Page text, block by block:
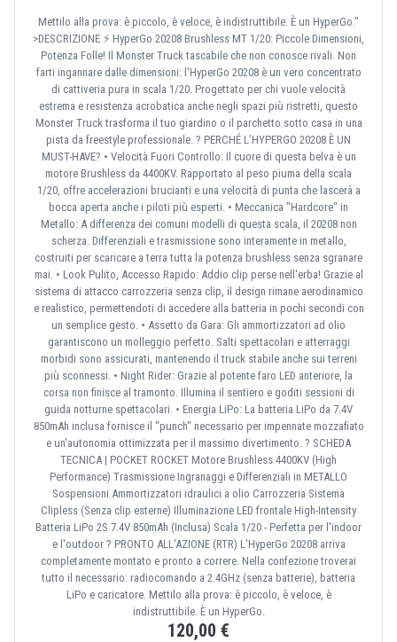
Mettilo alla prova: è piccolo, è veloce, è indistruttibile. È un HyperGo."
>DESCRIZIONE ⚡ HyperGo 20208 Brushless MT 1/20: Piccole Dimensioni,
Potenza Folle! Il Monster Truck tascabile che non conosce rivali. Non
farti ingannare dalle dimensioni: l'HyperGo 20208 è un vero concentrato
di cattiveria pura in scala 1/20. Progettato per chi vuole velocità
estrema e resistenza acrobatica anche negli spazi più ristretti, questo
Monster Truck trasforma il tuo giardino o il parchetto sotto casa in una
pista da freestyle professionale. ? PERCHÉ L’HYPERGO 20208 È UN
MUST-HAVE? • Velocità Fuori Controllo: Il cuore di questa belva è un
motore Brushless da 4400KV. Rapportato al peso piuma della scala
1/20, offre accelerazioni brucianti e una velocità di punta che lascerà a
bocca aperta anche i piloti più esperti. • Meccanica "Hardcore" in
Metallo: A differenza dei comuni modelli di questa scala, il 20208 non
scherza. Differenziali e trasmissione sono interamente in metallo,
costruiti per scaricare a terra tutta la potenza brushless senza sgranare
mai. • Look Pulito, Accesso Rapido: Addio clip perse nell'erba! Grazie al
sistema di attacco carrozzeria senza clip, il design rimane aerodinamico
e realistico, permettendoti di accedere alla batteria in pochi secondi con
un semplice gesto. • Assetto da Gara: Gli ammortizzatori ad olio
garantiscono un molleggio perfetto. Salti spettacolari e atterraggi
morbidi sono assicurati, mantenendo il truck stabile anche sui terreni
più sconnessi. • Night Rider: Grazie al potente faro LED anteriore, la
corsa non finisce al tramonto. Illumina il sentiero e goditi sessioni di
guida notturne spettacolari. • Energia LiPo: La batteria LiPo da 7.4V
850mAh inclusa fornisce il "punch" necessario per impennate mozzafiato
e un'autonomia ottimizzata per il massimo divertimento. ? SCHEDA
TECNICA | POCKET ROCKET Motore Brushless 4400KV (High
Performance) Trasmissione Ingranaggi e Differenziali in METALLO
Sospensioni Ammortizzatori idraulici a olio Carrozzeria Sistema
Clipless (Senza clip esterne) Illuminazione LED frontale High-Intensity
Batteria LiPo 2S 7.4V 850mAh (Inclusa) Scala 1/20 - Perfetta per l'indoor
e l'outdoor ? PRONTO ALL'AZIONE (RTR) L'HyperGo 20208 arriva
completamente montato e pronto a correre. Nella confezione troverai
tutto il necessario: radiocomando a 2.4GHz (senza batterie), batteria
LiPo e caricatore. Mettilo alla prova: è piccolo, è veloce, è
indistruttibile. È un HyperGo.
120,00 €